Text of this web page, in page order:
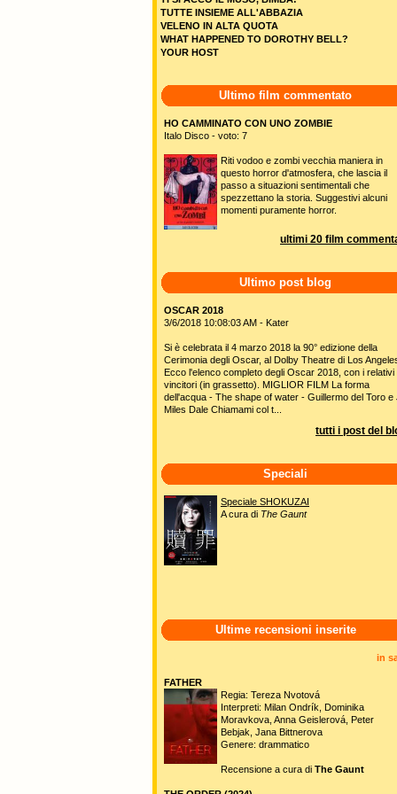
TUTTE INSIEME ALL'ABBAZIA
VELENO IN ALTA QUOTA
WHAT HAPPENED TO DOROTHY BELL?
YOUR HOST
Ultimo film commentato
HO CAMMINATO CON UNO ZOMBIE
Italo Disco - voto: 7
Riti vodoo e zombi vecchia maniera in
questo horror d'atmosfera, che lascia il
passo a situazioni sentimentali che
spezzettano la storia. Suggestivi alcuni
momenti puramente horror.
ultimi 20 film
Ultimo post blog
OSCAR 2018
3/6/2018 10:08:03 AM - Kater
Si è celebrata il 4 marzo 2018 la 90° edizione della
Cerimonia degli Oscar, al Dolby Theatre di Los
Ecco l'elenco completo degli Oscar 2018, con i relativi
vincitori (in grassetto). MIGLIOR FILM La forma
dell'acqua - The shape of water - Guillermo del Toro e
Miles Dale Chiamami col t...
tutti i post del
Speciali
Speciale SHOKUZAI
A cura di The Gaunt
Ultime recensioni inserite
in
FATHER
Regia: Tereza Nvotová
Interpreti: Milan Ondrík, Dominika
Moravkova, Anna Geislerová, Peter
Bebjak, Jana Bittnerova
Genere: drammatico
Recensione a cura di The Gaunt